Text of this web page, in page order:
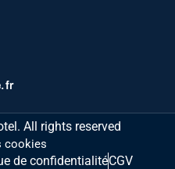
All rights reserved
cookies
de confidentialitéCGV